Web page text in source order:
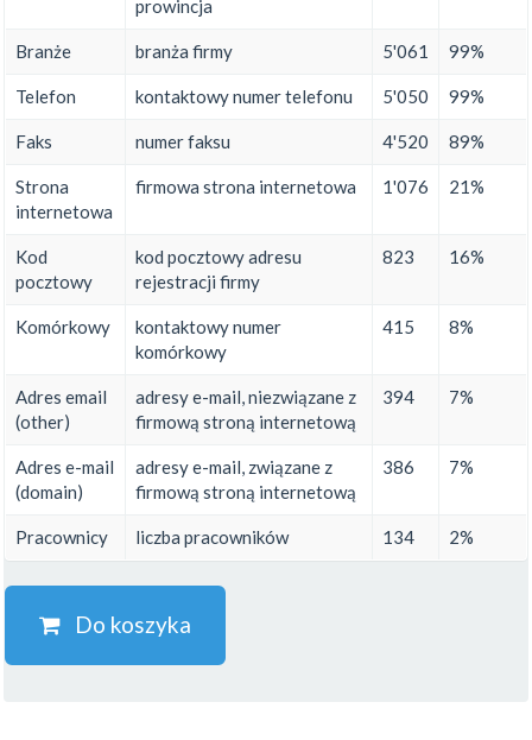
prowincja
Branże branża firmy 5'061 99%
Telefon kontaktowy numer telefonu 5'050 99%
Faks numer faksu 4'520 89%
Strona
internetowa
firmowa strona internetowa 1'076 21%
Kod
pocztowy
kod pocztowy adresu
rejestracji firmy
823 16%
Komórkowy
kontaktowy numer
komórkowy
415 8%
Adres email
(other)
adresy e-mail, niezwiązane z
firmową stroną internetową
394 7%
Adres e-mail
(domain)
adresy e-mail, związane z
firmową stroną internetową
386 7%
Pracownicy liczba pracowników 134 2%
Do koszyka